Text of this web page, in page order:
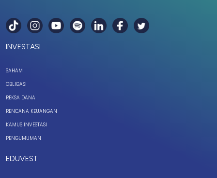
INVESTASI
SAHAM
OBLIGASI
REKSA DANA
RENCANA KEUANGAN
KAMUS INVESTASI
PENGUMUMAN
EDUVEST